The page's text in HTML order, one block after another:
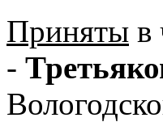
Приняты в
-